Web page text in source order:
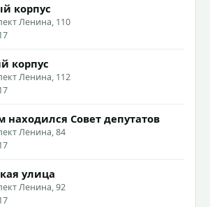
корпус
Ленина, 110
корпус
Ленина, 112
находился Совет депутатов
Ленина, 84
улица
Ленина, 92